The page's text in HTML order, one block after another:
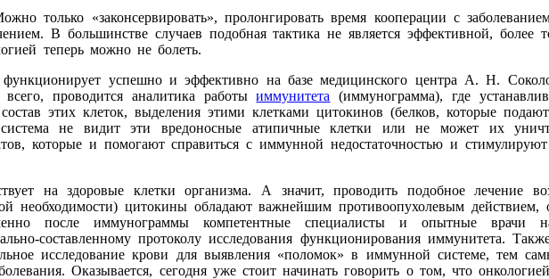
только «законсервировать», пролонгировать время кооперации с
В большинстве случаев подобная тактика не является эффективной, более
теперь можно не болеть.
функционирует успешно и эффективно на базе медицинского центра А. Н.
проводится аналитика работыиммунитета (иммунограмма), где
этих клеток, выделения этими клетками цитокинов (белков, которые
не видит эти вредоносные атипичные клетки или не может их
которые и помогают справиться с иммунной недостаточностью и
на здоровые клетки организма. А значит, проводить подобное лечение
необходимости) цитокины обладают важнейшим противоопухолевым
после иммунограммы компетентные специалисты и опытные врачи
составленному протоколу исследования функционирования иммунитета.
исследование крови для выявления «поломок» в иммунной системе, тем
Оказывается, сегодня уже стоит начинать говорить о том, что